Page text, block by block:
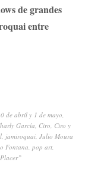
de grandes
entre
de abril y 1 de mayo
García Ciro Ciro y
jamiroquai Julio Moura
Fontana pop art